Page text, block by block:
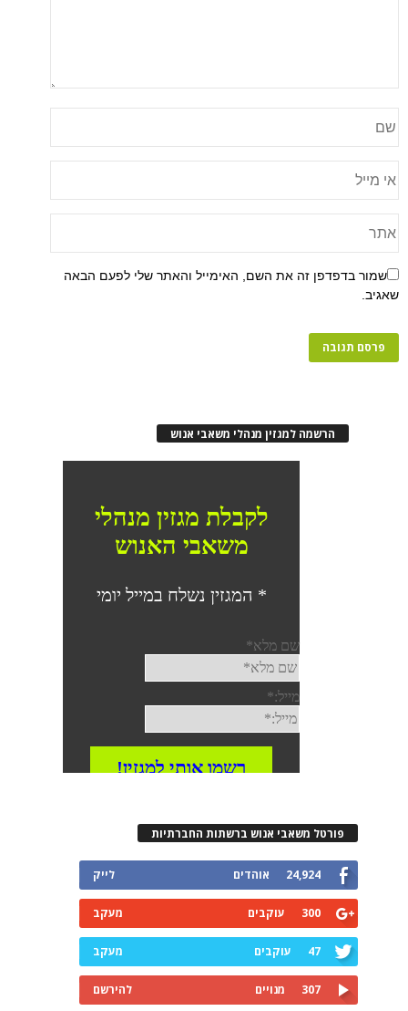
שמור בדפדפן זה את השם, האימייל והאתר שלי לפעם הבאה
שאגיב.
הרשמה למגזין מנהלי משאבי אנוש
פורטל משאבי אנוש ברשתות החברתיות
24,924 אוהדים לייק
300 עוקבים מעקב
47 עוקבים מעקב
307 מנויים להירשם